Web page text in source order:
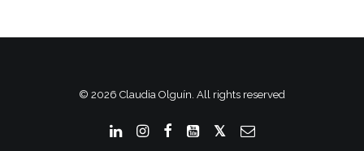
© 2026 Claudia Olguín. All rights reserved